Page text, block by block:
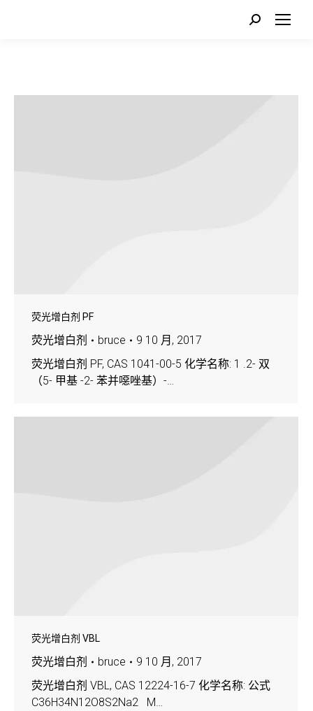
Search:
荧光增白剂 PF
荧光增白剂 bruce
9 10 月, 2017
荧光增白剂 PF, CAS 1041-00-5 化学名称: 1 .2- 双
（5- 甲基 -2- 苯并噁唑基）-…
荧光增白剂 VBL
荧光增白剂 bruce
9 10 月, 2017
荧光增白剂 VBL, CAS 12224-16-7 化学名称: 公式
C36H34N12O8S2Na2 M…